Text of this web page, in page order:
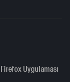
Uygulaması